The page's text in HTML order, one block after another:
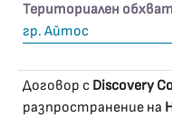
Териториален обхват
гр. Айтос
Договор с Discovery
разпространение на